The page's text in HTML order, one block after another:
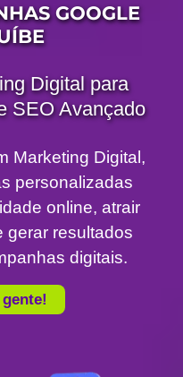
GOOGLE
Digital para
SEO Avançado
Marketing Digital,
personalizadas
online, atrair
gerar resultados
digitais.